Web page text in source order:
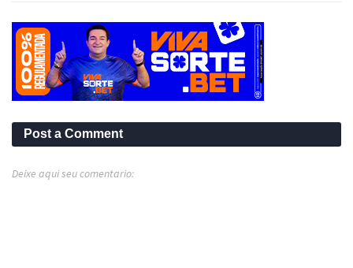
Post a Comment
Deixe aqui seu comentario: